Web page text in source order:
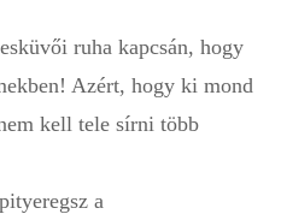
ruha kapcsán, hogy
Azért, hogy ki mond
kell tele sírni több
a